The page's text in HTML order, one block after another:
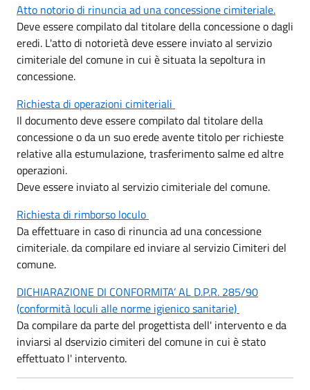
Atto notorio di rinuncia ad una concessione cimiteriale.
Deve essere compilato dal titolare della concessione o dagli
eredi. L'atto di notorietà deve essere inviato al servizio
cimiteriale del comune in cui è situata la sepoltura in
concessione.
Richiesta di operazioni cimiteriali
Il documento deve essere compilato dal titolare della
concessione o da un suo erede avente titolo per richieste
relative alla estumulazione, trasferimento salme ed altre
operazioni.
Deve essere inviato al servizio cimiteriale del comune.
Richiesta di rimborso loculo
Da effettuare in caso di rinuncia ad una concessione
cimiteriale. da compilare ed inviare al servizio Cimiteri del
comune.
DICHIARAZIONE DI CONFORMITA’ AL D.P.R. 285/90
(conformità loculi alle norme igienico sanitarie)
Da compilare da parte del progettista dell' intervento e da
inviarsi al dservizio cimiteri del comune in cui è stato
effettuato l' intervento.